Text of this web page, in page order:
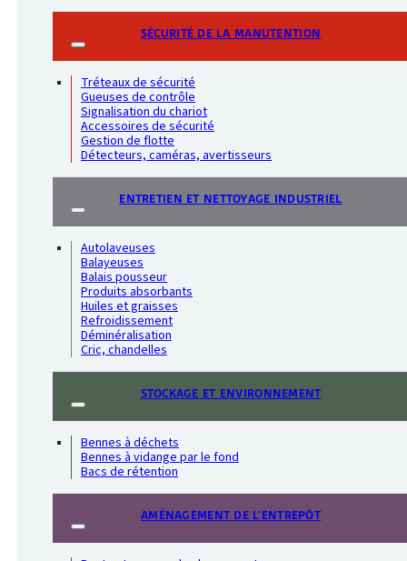
SÉCURITÉ DE LA MANUTENTION
Tréteaux de sécurité
Gueuses de contrôle
Signalisation du chariot
Accessoires de sécurité
Gestion de flotte
Détecteurs, caméras, avertisseurs
ENTRETIEN ET NETTOYAGE INDUSTRIEL
Autolaveuses
Balayeuses
Balais pousseur
Produits absorbants
Huiles et graisses
Refroidissement
Déminéralisation
Cric, chandelles
STOCKAGE ET ENVIRONNEMENT
Bennes à déchets
Bennes à vidange par le fond
Bacs de rétention
AMÉNAGEMENT DE L'ENTREPÔT